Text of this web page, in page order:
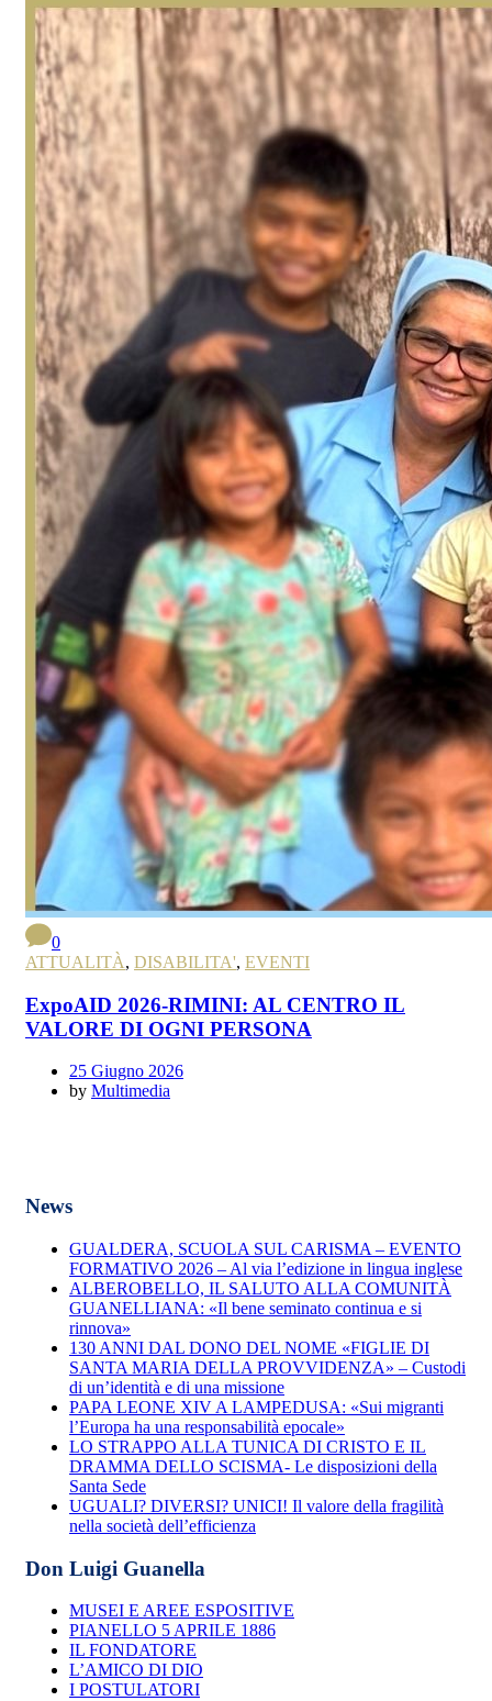
0
ATTUALITÀ, DISABILITA', EVENTI
ExpoAID 2026-RIMINI: AL CENTRO IL
VALORE DI OGNI PERSONA
25 Giugno 2026
by Multimedia
News
GUALDERA, SCUOLA SUL CARISMA – EVENTO
FORMATIVO 2026 – Al via l’edizione in lingua inglese
ALBEROBELLO, IL SALUTO ALLA COMUNITÀ
GUANELLIANA: «Il bene seminato continua e si
rinnova»
130 ANNI DAL DONO DEL NOME «FIGLIE DI
SANTA MARIA DELLA PROVVIDENZA» – Custodi
di un’identità e di una missione
PAPA LEONE XIV A LAMPEDUSA: «Sui migranti
l’Europa ha una responsabilità epocale»
LO STRAPPO ALLA TUNICA DI CRISTO E IL
DRAMMA DELLO SCISMA- Le disposizioni della
Santa Sede
UGUALI? DIVERSI? UNICI! Il valore della fragilità
nella società dell’efficienza
Don Luigi Guanella
MUSEI E AREE ESPOSITIVE
PIANELLO 5 APRILE 1886
IL FONDATORE
L’AMICO DI DIO
I POSTULATORI